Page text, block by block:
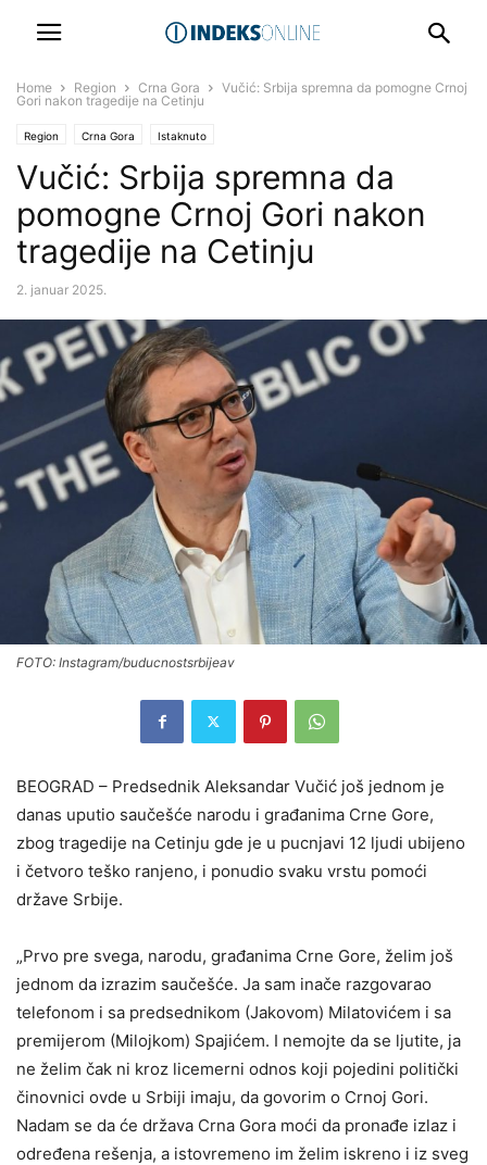
Home Region Crna Gora
Vučić: Srbija spremna da pomogne Crnoj
Gori nakon tragedije na Cetinju
Region Crna Gora Istaknuto
Vučić: Srbija spremna da
pomogne Crnoj Gori nakon
tragedije na Cetinju
2. januar 2025.
FOTO: Instagram/buducnostsrbijeav
BEOGRAD – Predsednik Aleksandar Vučić još jednom je
danas uputio saučešće narodu i građanima Crne Gore,
zbog tragedije na Cetinju gde je u pucnjavi 12 ljudi ubijeno
i četvoro teško ranjeno, i ponudio svaku vrstu pomoći
države Srbije.
„Prvo pre svega, narodu, građanima Crne Gore, želim još
jednom da izrazim saučešće. Ja sam inače razgovarao
telefonom i sa predsednikom (Jakovom) Milatovićem i sa
premijerom (Milojkom) Spajićem. I nemojte da se ljutite, ja
ne želim čak ni kroz licemerni odnos koji pojedini politički
činovnici ovde u Srbiji imaju, da govorim o Crnoj Gori.
Nadam se da će država Crna Gora moći da pronađe izlaz i
određena rešenja, a istovremeno im želim iskreno i iz sveg